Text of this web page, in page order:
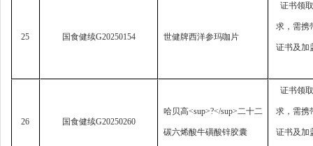
25 国食健续G20250154 世健牌西洋参玛咖片
证书领
求， 需携
证书及加
26 国食健续G20250260
哈贝高<sup>?</sup>二十二
碳六烯酸牛磺酸锌胶囊
证书领
求， 需携
证书及加